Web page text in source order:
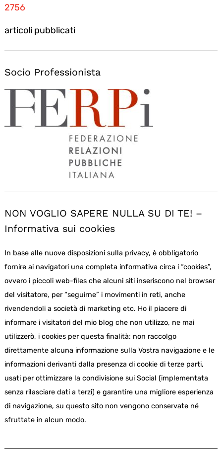
2756
articoli pubblicati
Socio Professionista
NON VOGLIO SAPERE NULLA SU DI TE! –
Informativa sui cookies
In base alle nuove disposizioni sulla privacy, è obbligatorio
fornire ai navigatori una completa informativa circa i “cookies”,
ovvero i piccoli web-files che alcuni siti inseriscono nel browser
del visitatore, per “seguirne” i movimenti in reti, anche
rivendendoli a società di marketing etc. Ho il piacere di
informare i visitatori del mio blog che non utilizzo, ne mai
utilizzerò, i cookies per questa finalità: non raccolgo
direttamente alcuna informazione sulla Vostra navigazione e le
informazioni derivanti dalla presenza di cookie di terze parti,
usati per ottimizzare la condivisione sui Social (implementata
senza rilasciare dati a terzi) e garantire una migliore esperienza
di navigazione, su questo sito non vengono conservate né
sfruttate in alcun modo.